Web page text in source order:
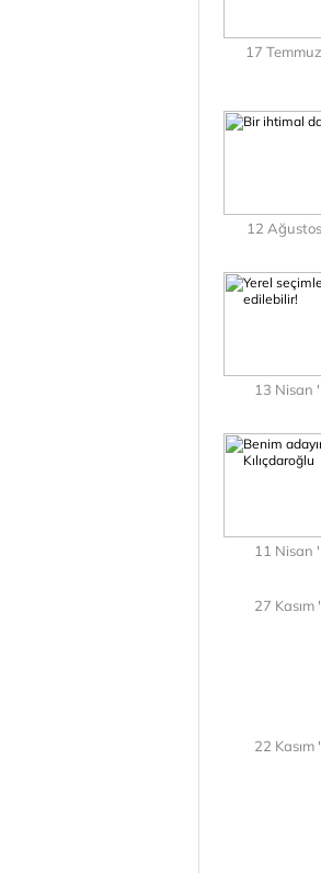
17
12
13 Nisan
11 Nisan
27 Kasım
22 Kasım